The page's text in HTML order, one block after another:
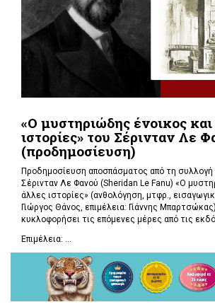
«Ο μυστηριώδης ένοικος και
ιστορίες» του Σέρινταν Λε
(προδημοσίευση)
Προδημοσίευση αποσπάσματος από τη
Σέρινταν Λε Φανού (Sheridan Le Fanu) «Ο
άλλες ιστορίες» (ανθολόγηση, μτφρ.,
Γιώργος Θάνος, επιμέλεια: Γιάννης
κυκλοφορήσει τις επόμενες μέρες από τις
Επιμέλεια: ...